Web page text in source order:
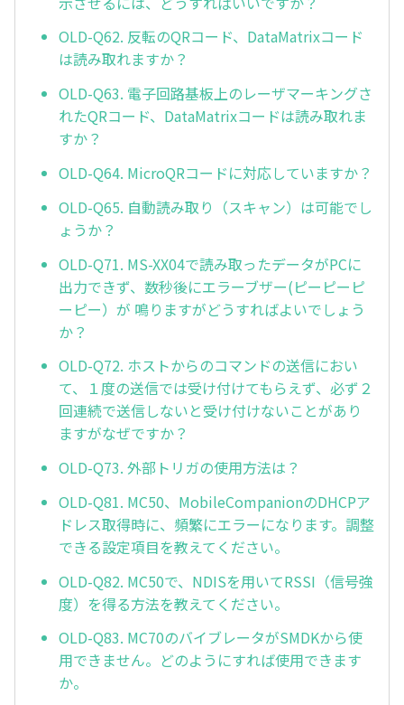
OLD-Q62. 反転のQRコード、DataMatrixコード
は読み取れますか？
OLD-Q63. 電子回路基板上のレーザマーキングさ
れたQRコード、DataMatrixコードは読み取れま
すか？
OLD-Q64. MicroQRコードに対応していますか？
OLD-Q65. 自動読み取り（スキャン）は可能でし
ょうか？
OLD-Q71. MS-XX04で読み取ったデータがPCに
出力できず、数秒後にエラーブザー(ピーピーピ
ーピー）が 鳴りますがどうすればよいでしょう
か？
OLD-Q72. ホストからのコマンドの送信におい
て、１度の送信では受け付けてもらえず、必ず２
回連続で送信しないと受け付けないことがあり
ますがなぜですか？
OLD-Q73. 外部トリガの使用方法は？
OLD-Q81. MC50、MobileCompanionのDHCPア
ドレス取得時に、頻繁にエラーになります。調整
できる設定項目を教えてください。
OLD-Q82. MC50で、NDISを用いてRSSI（信号強
度）を得る方法を教えてください。
OLD-Q83. MC70のバイブレータがSMDKから使
用できません。どのようにすれば使用できます
か。